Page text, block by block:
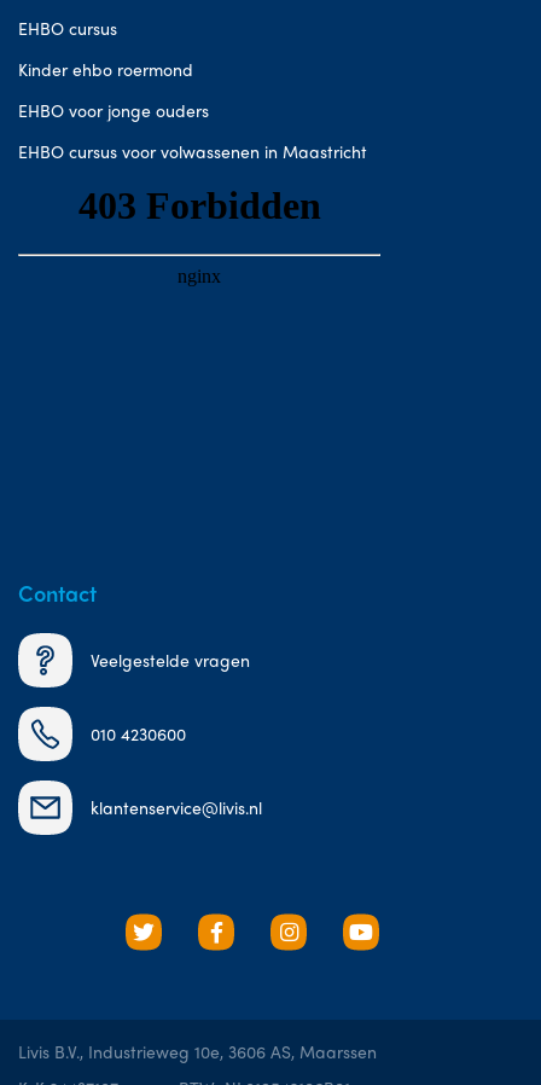
EHBO cursus
Kinder ehbo roermond
EHBO voor jonge ouders
EHBO cursus voor volwassenen in Maastricht
Contact
Veelgestelde vragen
010 4230600
klantenservice@livis.nl
Livis B.V., Industrieweg 10e, 3606 AS, Maarssen